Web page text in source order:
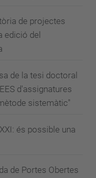
de projectes
edició del
de la tesi doctoral
d'assignatures
sistemàtic"
és possible una
de Portes Obertes